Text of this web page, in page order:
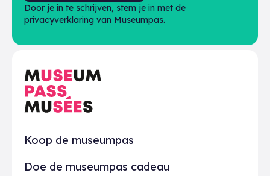
Praktisch
Koop de museumpas
Doe de museumpas cadeau
Door je in te schrijven, stem je in met de
privacyverklaring van Museumpas.